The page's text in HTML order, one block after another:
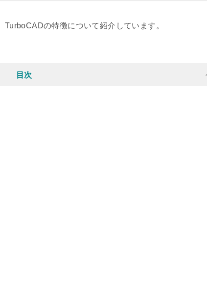
の特徴について紹介しています。
目次